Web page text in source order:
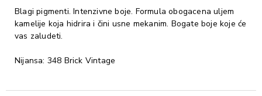
Blagi pigmenti. Intenzivne boje. Formula obogacena uljem
kamelije koja hidrira i čini usne mekanim. Bogate boje koje će
vas zaludeti.
Nijansa: 348 Brick Vintage